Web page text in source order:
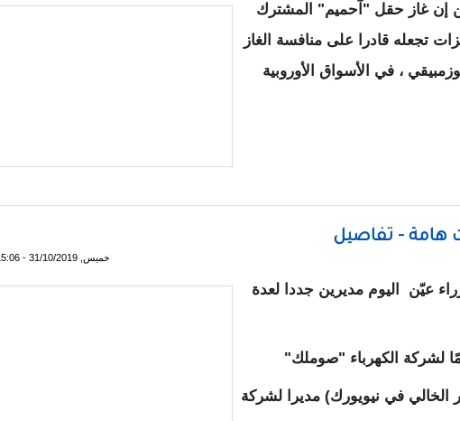
إن غاز حقل "آحميم" المشترك
تجعله قادرا على منافسة الغاز
، في الأسواق الأوروبية
تؤهله لمنافسة الغاز الروسي والأمريكي في الأسواق الأوروبية -
هامة - تفاصيل
خميس, 31/10/2019 - 15:06
عيّن اليوم مديرين جددا لعدة
لشركة الكهرباء "صوملك"
في نيويورك) مديرا لشركة